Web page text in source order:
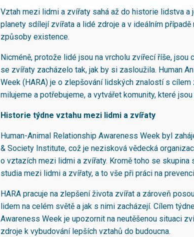
Vztah mezi lidmi a zvířaty sahá až do historie lidstva
planety sdílejí zvířata a lidé zdroje a v ideálním
způsoby existence.
Nicméně, protože lidé jsou na vrcholu zvířecí říše, jsou
se zvířaty zacházelo tak, jak by si zasloužila. Human
Week (HARA) je o zlepšování lidských znalostí s
milujeme a potřebujeme, a vytvářet komunity, které
Historie týdne vztahu mezi lidmi a zvířaty
Human-Animal Relationship Awareness Week byl
& Society Institute, což je nezisková vědecká
o vztazích mezi lidmi a zvířaty. Kromě toho se
studia mezi lidmi a zvířaty, a to vše při práci na
HARA pracuje na zlepšení života zvířat a zároveň
lidem na celém světě a jak s nimi zacházejí. Cílem
Awareness Week je upozornit na neutěšenou situaci
zdroje k vybudování lepších vztahů do budoucna.